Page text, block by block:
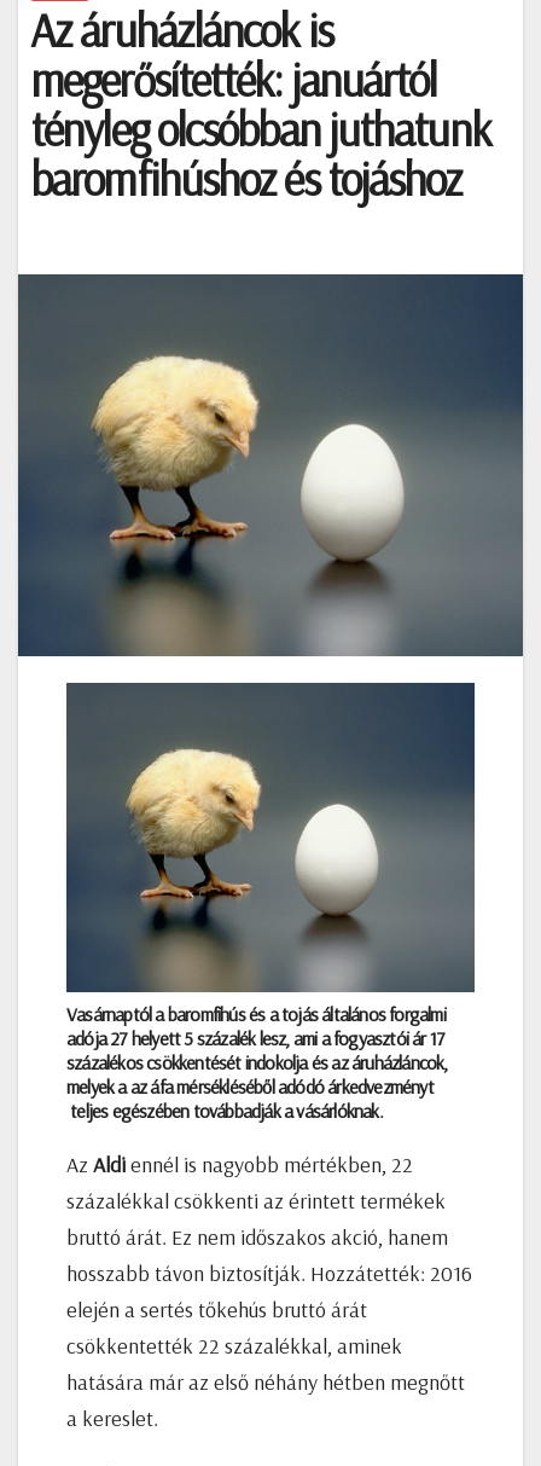
Az áruházláncok is
megerősítették: januártól
tényleg olcsóbban juthatunk
baromfihúshoz és tojáshoz
Vasárnaptól a baromfihús és a tojás általános forgalmi
adója 27 helyett 5 százalék lesz, ami a fogyasztói ár 17
százalékos csökkentését indokolja és az áruházláncok,
melyek a az áfa mérsékléséből adódó árkedvezményt
teljes egészében továbbadják a vásárlóknak.
Az Aldiennél is nagyobb mértékben, 22
százalékkal csökkenti az érintett termékek
bruttó árát. Ez nem időszakos akció, hanem
hosszabb távon biztosítják. Hozzátették: 2016
elején a sertés tőkehús bruttó árát
csökkentették 22 százalékkal, aminek
hatására már az első néhány hétben megnőtt
a kereslet.